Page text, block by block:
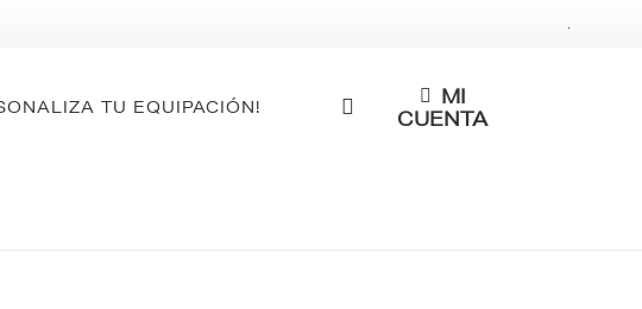
.
TU EQUIPACIÓN!
MI
CUENTA